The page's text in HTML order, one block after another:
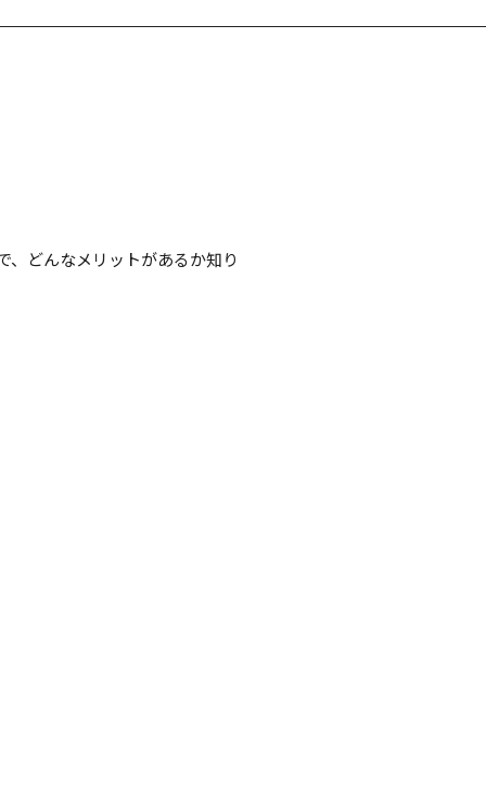
、どんなメリットがあるか知り